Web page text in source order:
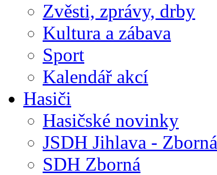
Zvěsti, zprávy, drby
Kultura a zábava
Sport
Kalendář akcí
Hasiči
Hasičské novinky
JSDH Jihlava - Zborná
SDH Zborná